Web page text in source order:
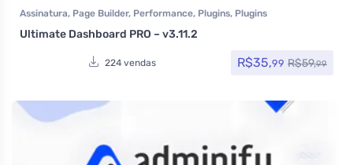
Assinatura, Page Builder, Performance, Plugins, Plugins
Wocoomerce
Ultimate Dashboard PRO – v3.11.2
224 vendas R$35,99 R$59,99